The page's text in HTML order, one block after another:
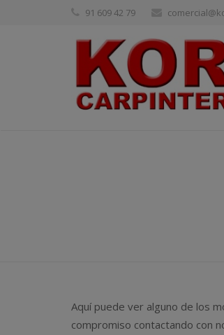
91 609 42 79
Aquí puede ver alguno de los
compromiso contactando con